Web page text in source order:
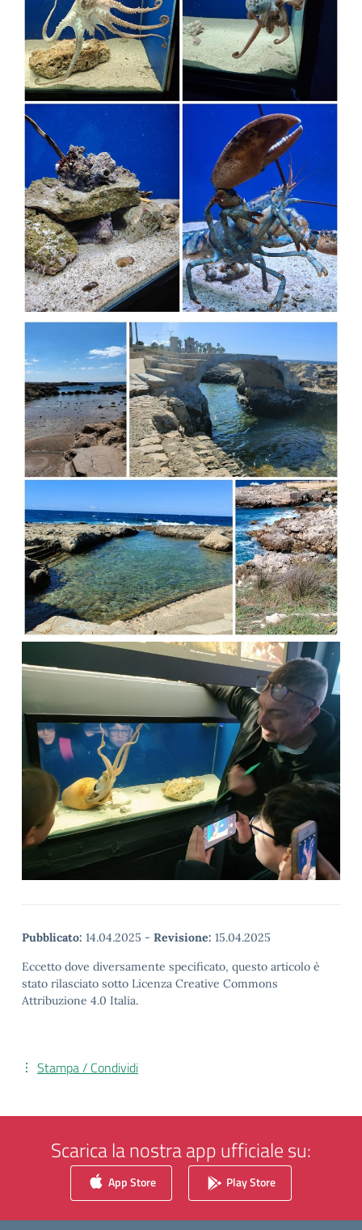
Pubblicato: 14.04.2025 - Revisione: 15.04.2025
Eccetto dove diversamente specificato, questo articolo è
stato rilasciato sotto Licenza Creative Commons
Attribuzione 4.0 Italia.
Stampa / Condividi
Scarica la nostra app ufficiale su:
App Store Play Store